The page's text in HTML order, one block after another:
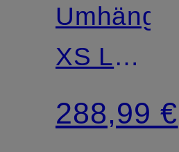
XS LE
PLIAGE
XTRA
288,99 €